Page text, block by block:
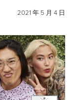
2021 年 5 月 4 日